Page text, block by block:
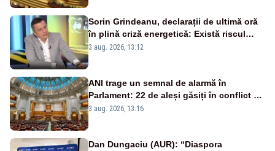
Sorin Grindeanu, declarații de ultimă oră
în plină criză energetică: Există riscul
închiderii Grupului 2 de la Cernavodă
3 aug. 2026, 13:12
ANI trage un semnal de alarmă în
Parlament: 22 de aleși găsiți în conflict de
interese au rămas în funcții
3 aug. 2026, 13:16
Dan Dungaciu (AUR): “Diaspora